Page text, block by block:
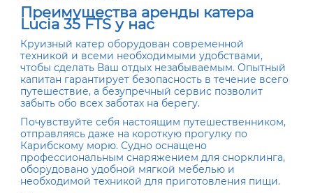
Преимущества аренды катера
Lucia 35 FTS у нас
Круизный катер оборудован современной
техникой и всеми необходимыми удобствами,
чтобы сделать Ваш отдых незабываемым. Опытный
капитан гарантирует безопасность в течение всего
путешествие, а безупречный сервис позволит
забыть обо всех заботах на берегу.
Почувствуйте себя настоящим путешественником,
отправляясь даже на короткую прогулку по
Карибскому морю. Судно оснащено
профессиональным снаряжением для снорклинга,
оборудовано удобной мягкой мебелью и
необходимой техникой для приготовления пищи.